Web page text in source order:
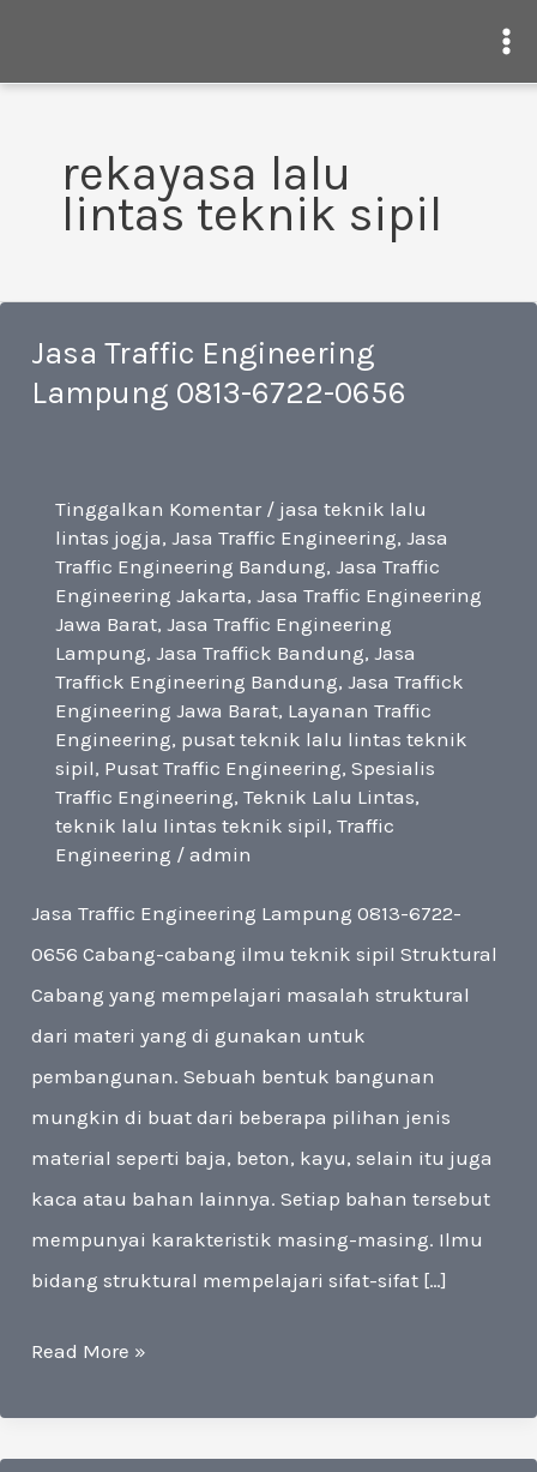
rekayasa lalu
lintas teknik sipil
Jasa Traffic Engineering
Lampung 0813-6722-0656
Tinggalkan Komentar / jasa teknik lalu
lintas jogja, Jasa Traffic Engineering, Jasa
Traffic Engineering Bandung, Jasa Traffic
Engineering Jakarta, Jasa Traffic Engineering
Jawa Barat, Jasa Traffic Engineering
Lampung, Jasa Traffick Bandung, Jasa
Traffick Engineering Bandung, Jasa Traffick
Engineering Jawa Barat, Layanan Traffic
Engineering, pusat teknik lalu lintas teknik
sipil, Pusat Traffic Engineering, Spesialis
Traffic Engineering, Teknik Lalu Lintas,
teknik lalu lintas teknik sipil, Traffic
Engineering / admin
Jasa Traffic Engineering Lampung 0813-6722-
0656 Cabang-cabang ilmu teknik sipil Struktural
Cabang yang mempelajari masalah struktural
dari materi yang di gunakan untuk
pembangunan. Sebuah bentuk bangunan
mungkin di buat dari beberapa pilihan jenis
material seperti baja, beton, kayu, selain itu juga
kaca atau bahan lainnya. Setiap bahan tersebut
mempunyai karakteristik masing-masing. Ilmu
bidang struktural mempelajari sifat-sifat […]
Jasa
Read More »